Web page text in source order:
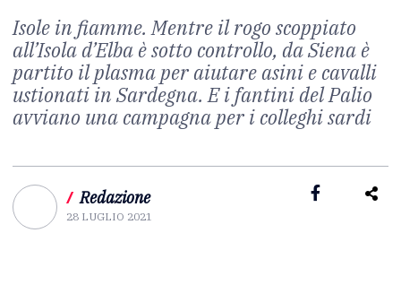
Isole in fiamme. Mentre il rogo scoppiato
all’Isola d’Elba è sotto controllo, da Siena è
partito il plasma per aiutare asini e cavalli
ustionati in Sardegna. E i fantini del Palio
avviano una campagna per i colleghi sardi
/ Redazione
28 LUGLIO 2021